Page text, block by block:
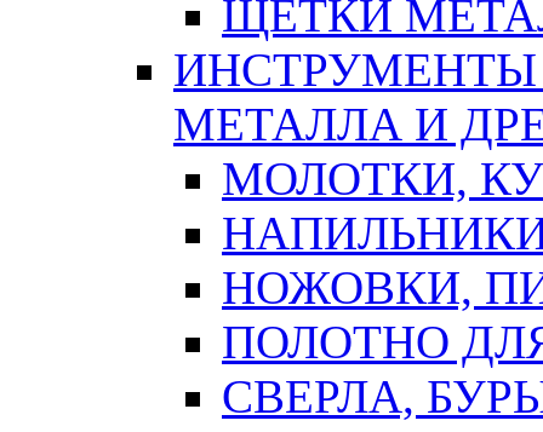
ЩЕТКИ
ИНСТРУМЕНТЫ
МЕТАЛЛА И
МОЛОТКИ,
НОЖОВКИ,
ПОЛОТНО
СВЕРЛА,